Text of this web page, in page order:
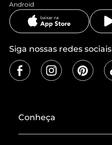
Android
Siga nossas redes sociais
Conheça